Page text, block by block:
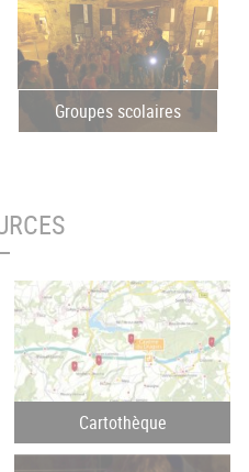
Groupes scolaires
Cartothèque